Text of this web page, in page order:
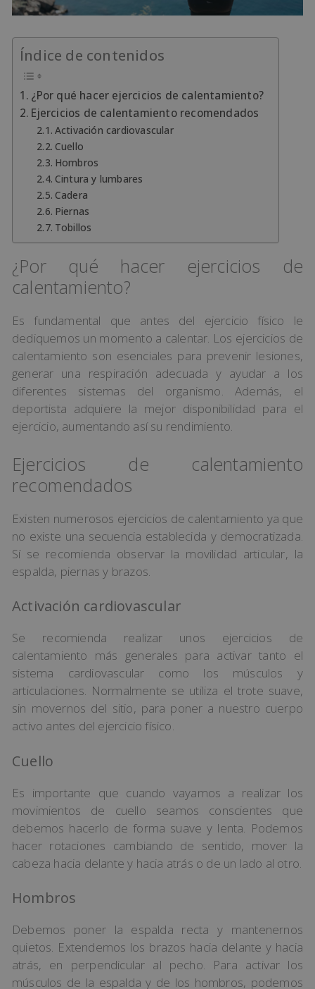
Índice de contenidos
¿Por qué hacer ejercicios de calentamiento?
Ejercicios de calentamiento recomendados
Activación cardiovascular
Cuello
Hombros
Cintura y lumbares
Cadera
Piernas
Tobillos
¿Por qué hacer ejercicios de
calentamiento?
Es fundamental que antes del ejercicio físico le
dediquemos un momento a calentar. Los ejercicios de
calentamiento son esenciales para prevenir lesiones,
generar una respiración adecuada y ayudar a los
diferentes sistemas del organismo. Además, el
deportista adquiere la mejor disponibilidad para el
ejercicio, aumentando así su rendimiento.
Ejercicios de calentamiento
recomendados
Existen numerosos ejercicios de calentamiento ya que
no existe una secuencia establecida y democratizada.
Sí se recomienda observar la movilidad articular, la
espalda, piernas y brazos.
Activación cardiovascular
Se recomienda realizar unos ejercicios de
calentamiento más generales para activar tanto el
sistema cardiovascular como los músculos y
articulaciones. Normalmente se utiliza el trote suave,
sin movernos del sitio, para poner a nuestro cuerpo
activo antes del ejercicio físico.
Cuello
Es importante que cuando vayamos a realizar los
movimientos de cuello seamos conscientes que
debemos hacerlo de forma suave y lenta. Podemos
hacer rotaciones cambiando de sentido, mover la
cabeza hacia delante y hacia atrás o de un lado al otro.
Hombros
Debemos poner la espalda recta y mantenernos
quietos. Extendemos los brazos hacia delante y hacia
atrás, en perpendicular al pecho. Para activar los
músculos de la espalda y de los hombros, podemos